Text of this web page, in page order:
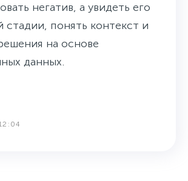
негатив, а увидеть его
стадии, понять контекст и
на основе
данных.